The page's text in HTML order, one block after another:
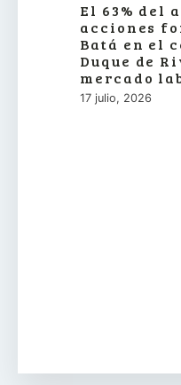
El 63% del
acciones
Batá en el
Duque de
mercado
17 julio, 2026